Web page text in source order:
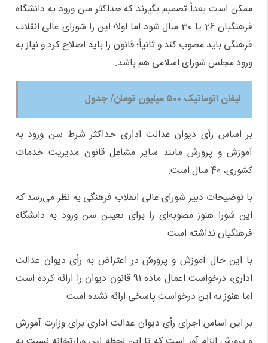
ممکن است بعداً تصمیم بگیرند که حداکثر سن ورود به دانشگاه
فرهنگیان 26 یا 30 سال شود اما اولاً؛ این را شورای عالی انقلاب
فرهنگی باید مصوب کند و ثانیاً؛ قانون را باید اصلاح کرد و نیاز به
ورود مجلس شورای اسلامی هم باشد.
لیفان اتوماتیک ۵۰۰ میلیون تومان/ جدول
بر اساس رأی دیوان عدالت اداری حداکثر شرط سن ورود به
آموزش و پرورش مانند سایر مشاغل قانون مدیریت خدمات
کشوری، 40 سال است.
با توضیحات دبیر شورای عالی انقلاب فرهنگی به نظر می‌رسد که
این شورا هنوز مصوبه‌ای را برای تعیین سن ورود به دانشگاه
فرهنگیان نداشته است.
با این حال آموزش و پرورش در اعتراض به رأی دیوان عدالت
اداری، درخواست اعمال ماده 91 قانون دیوان را ارائه کرده است
اما هنوز به این درخواست پاسخی ارائه نشده است.
بر این اساس اجرای رأی دیوان عدالت اداری برای وزارت آموزش